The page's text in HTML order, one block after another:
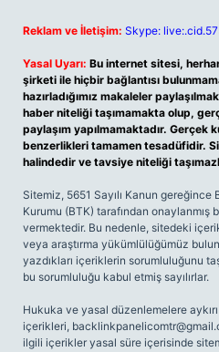
Reklam ve İletişim: Skype:
Yasal Uyarı: Bu internet sitesi,
şirketi ile hiçbir bağlantısı
hazırladığımız makaleler
haber niteliği taşımamakta olup,
paylaşım yapılmamaktadır. Gerçek
benzerlikleri tamamen tesadüfidir.
halindedir ve tavsiye niteliği
Sitemiz, 5651 Sayılı Kanun
Kurumu (BTK) tarafından onaylanmış
vermektedir. Bu nedenle, sitedeki
veya araştırma yükümlülüğümüz
yazdıkları içeriklerin sorumluluğunu
bu sorumluluğu kabul etmiş sayılırlar.
Hukuka ve yasal düzenlemelere
içerikleri,
ilgili içerikler yasal süre içerisinde